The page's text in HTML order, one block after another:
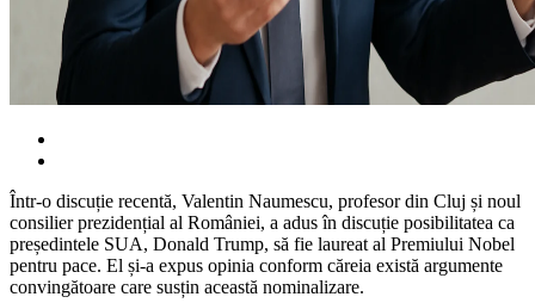
Într-o discuție recentă, Valentin Naumescu, profesor din Cluj și noul
consilier prezidențial al României, a adus în discuție posibilitatea ca
președintele SUA, Donald Trump, să fie laureat al Premiului Nobel
pentru pace. El și-a expus opinia conform căreia există argumente
convingătoare care susțin această nominalizare.